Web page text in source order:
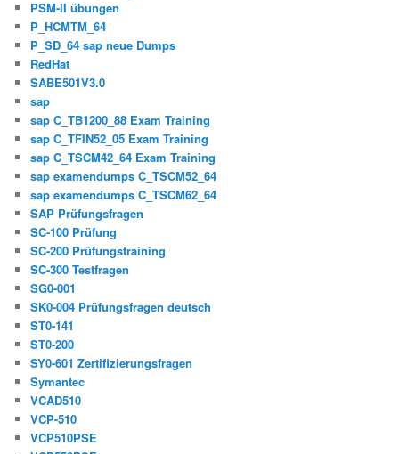
PSM-II übungen
P_HCMTM_64
P_SD_64 sap neue Dumps
RedHat
SABE501V3.0
sap
sap C_TB1200_88 Exam Training
sap C_TFIN52_05 Exam Training
sap C_TSCM42_64 Exam Training
sap examendumps C_TSCM52_64
sap examendumps C_TSCM62_64
SAP Prüfungsfragen
SC-100 Prüfung
SC-200 Prüfungstraining
SC-300 Testfragen
SG0-001
SK0-004 Prüfungsfragen deutsch
ST0-141
ST0-200
SY0-601 Zertifizierungsfragen
Symantec
VCAD510
VCP-510
VCP510PSE